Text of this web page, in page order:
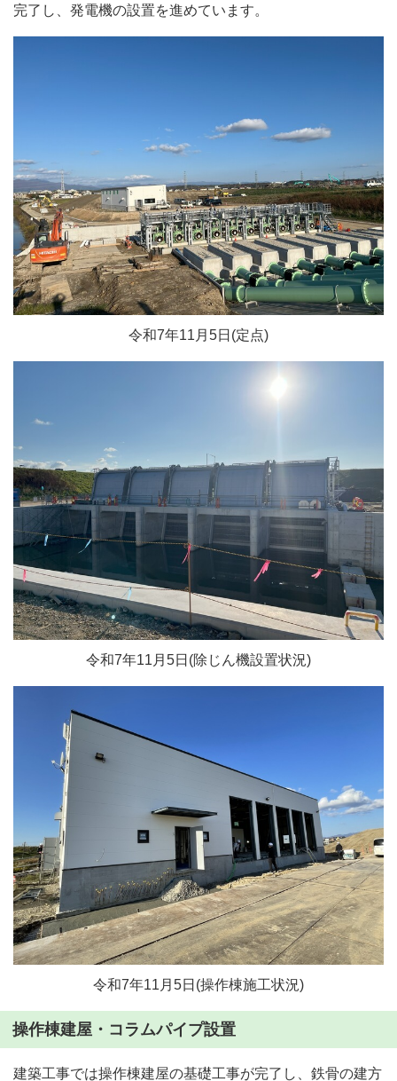
完了し、発電機の設置を進めています。
令和7年11月5日(定点)
令和7年11月5日(除じん機設置状況)
令和7年11月5日(操作棟施工状況)
操作棟建屋・コラムパイプ設置
建築工事では操作棟建屋の基礎工事が完了し、鉄骨の建方